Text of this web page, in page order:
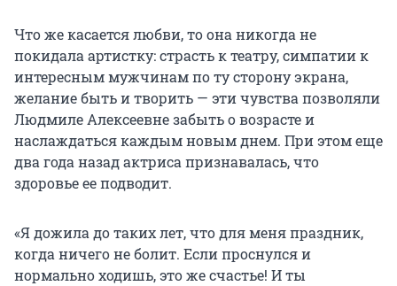
Что же касается любви, то она никогда не
покидала артистку: страсть к театру, симпатии к
интересным мужчинам по ту сторону экрана,
желание быть и творить — эти чувства позволяли
Людмиле Алексеевне забыть о возрасте и
наслаждаться каждым новым днем. При этом еще
два года назад актриса признавалась, что
здоровье ее подводит.
«Я дожила до таких лет, что для меня праздник,
когда ничего не болит. Если проснулся и
нормально ходишь, это же счастье! И ты